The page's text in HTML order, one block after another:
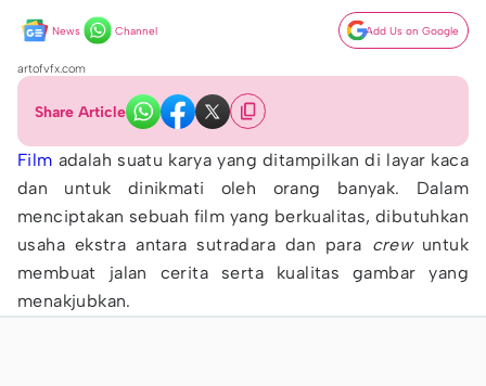
News Channel Add Us on Google
artofvfx.com
Share Article
Film adalah suatu karya yang ditampilkan di layar kaca
dan untuk dinikmati oleh orang banyak. Dalam
menciptakan sebuah film yang berkualitas, dibutuhkan
usaha ekstra antara sutradara dan para crewuntuk
membuat jalan cerita serta kualitas gambar yang
menakjubkan.